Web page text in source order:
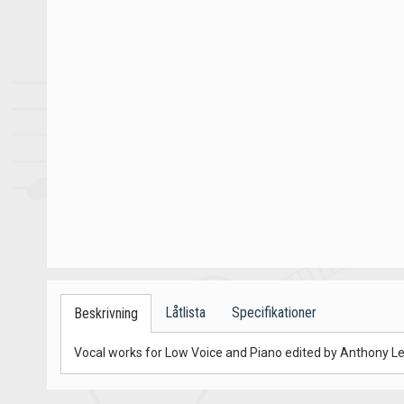
Beskrivning Låtlista Specifikationer
Vocal works for Low Voice and Piano edited by Anthony